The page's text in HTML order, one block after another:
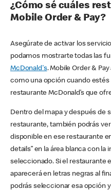
¿Cómo sé cuáles
Mobile Order & Pay?
Asegúrate de activar los
podamos mostrarte todas las
McDonald's. Mobile Order &
como una opción cuando estés
restaurante McDonald’s que
Dentro del mapa y después de
restaurante, también podrás
disponible en ese restaurante
details” en la área blanca con
seleccionado. Si el restaurante
aparecerá en letras negras al
podrás seleccionar esa opción